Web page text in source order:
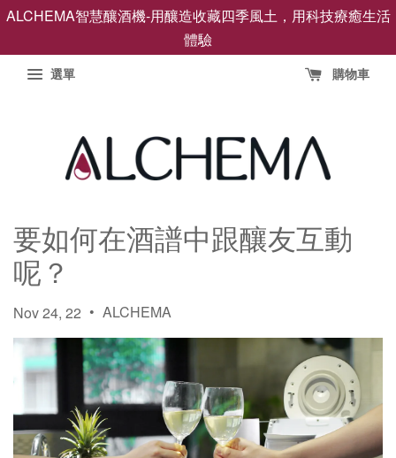
ALCHEMA智慧釀酒機-用釀造收藏四季風土，用科技療癒生活
體驗
選單 購物車
要如何在酒譜中跟釀友互動
呢？
Nov 24, 22 • ALCHEMA